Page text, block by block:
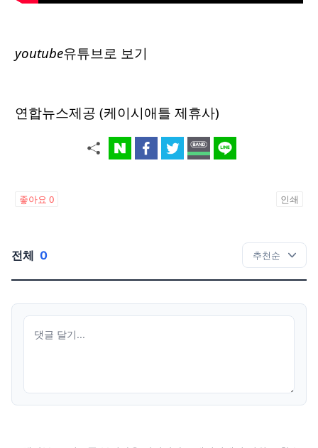
youtube유튜브로 보기
연합뉴스제공 (케이시애틀 제휴사)
좋아요 0 인쇄
전체 0